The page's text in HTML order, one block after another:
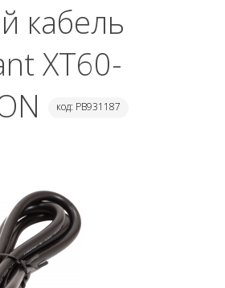
кабель
XT60-
код: PB931187